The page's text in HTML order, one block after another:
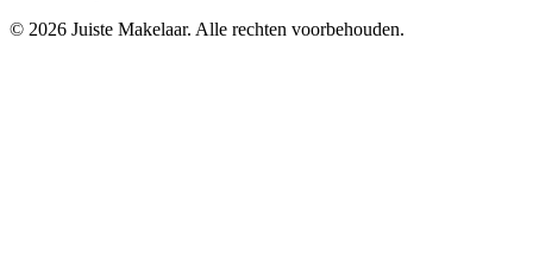
© 2026 Juiste Makelaar. Alle rechten voorbehouden.